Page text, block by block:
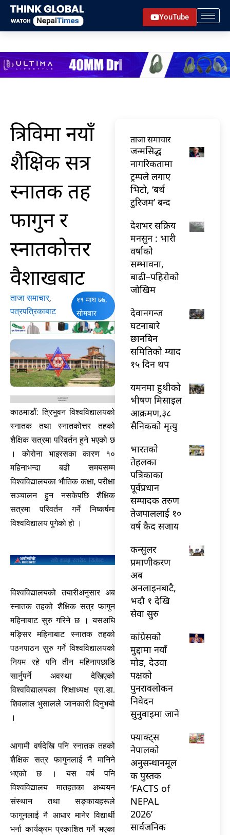
Skip
content
YouTube
त्रिविमा नयाँ
शैक्षिक सत्र
स्नातक तह
फागुन र
स्नातकोत्तर
वैशाखबाट
ताजा समाचार,
पत्रपत्रिकाबाट
१९ माघ ७७,
सोमबार
काठमाडौं: त्रिभुवन विश्वविद्यालयको
स्नातक तथा स्नातकोत्तर तहको
शैक्षिक सत्रमा परिवर्तन हुने भएको छ
। कोरोना भाइरसका कारण १०
महिनाभन्दा बढी समयसम्म
विश्वविद्यालयका भौतिक कक्षा, परीक्षा
सञ्चालन हुन नसकेपछि शैक्षिक
सत्रमा परिवर्तन गर्ने निष्कर्षमा
विश्वविद्यालय पुगेको हो ।
विश्वविद्यालयको तयारीअनुसार अब
स्नातक तहको शैक्षिक सत्र फागुन
महिनाबाट सुरु गरिने छ । यसअघि
मङ्सिर महिनाबाट स्नातक तहको
पठनपाठन सुरु गर्ने विश्वविद्यालयको
नियम रहे पनि तीन महिनापछाडि
सार्नुपर्ने अवस्था देखिएको
विश्वविद्यालयका शिक्षाध्यक्ष प्रा.डा.
शिवलाल भुसालले जानकारी दिनुभयो
।
आगामी वर्षदेखि पनि स्नातक तहको
शैक्षिक सत्र फागुनलाई नै मानिने
भएको छ । यस वर्ष पनि
विश्वविद्यालय मातहतका अध्ययन
संस्थान तथा सङ्कायहरूले
फागुनलाई नै आधार मानेर विद्यार्थी
भर्ना कार्यक्रम प्रकाशित गर्ने भएका
ताजा समाचार
जन्मसिद्ध
नागरिकतामा
ट्रम्पले लगाए
भिटो, ‘बर्थ
टुरिजम’ बन्द
देशभर सक्रिय
मनसुन : भारी
वर्षाको
सम्भावना,
बाढी–पहिरोको
जोखिम
देवानगन्ज
घटनाबारे
छानबिन
समितिको म्याद
१५ दिन थप
यमनमा हुथीको
भीषण मिसाइल
आक्रमण,३८
सैनिकको मृत्यु
भारतकाे
तेहलका
पत्रिकाका
पूर्वप्रधान
सम्पादक तरुण
तेजपाललाई १०
वर्ष कैद सजाय
कन्सुलर
प्रमाणीकरण
अब
अनलाइनबाटै,
भदौ १ देखि
सेवा सुरु
कांग्रेसको
मुद्दामा नयाँ
मोड, देउवा
पक्षको
पुनरावलोकन
निवेदन
सुनुवाइमा जाने
फ्याक्ट्स
नेपालको
अनुसन्धानमूल
क पुस्तक
‘FACTS of
NEPAL
2026’
सार्वजनिक